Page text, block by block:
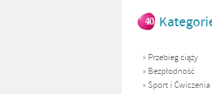
» Przebieg ciąży
» Bezpłodność
»Sport i Ćwiczenia